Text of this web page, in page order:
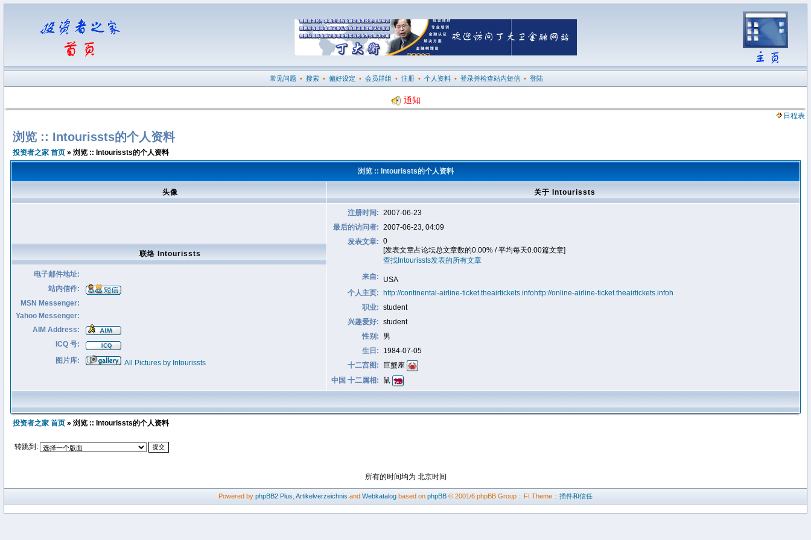
常见问题 • 搜索 • 偏好设定 • 会员群组 • 注册 • 个人资料 • 登录并检查站内短信 • 登陆
通知
日程表
浏览 :: Intourissts的个人资料
投资者之家 首页 » 浏览 :: Intourissts的个人资料
浏览 :: Intourissts的个人资料
头像 关于 Intourissts
注册时间: 2007-06-23
最后的访问者: 2007-06-23, 04:09
发表文章: 0
[发表文章占论坛总文章数的0.00% / 平均每天0.00篇文章]
查找Intourissts发表的所有文章
来自:
USA
个人主页:
http://continental-airline-ticket.theairtickets.infohttp://online-airline-ticket.theairtickets.infoh
职业: student
兴趣爱好: student
性别:
男
生日:
1984-07-05
十二宫图:
巨蟹座
中国 十二属相:
鼠
联络 Intourissts
电子邮件地址:
站内信件:
MSN Messenger:
Yahoo Messenger:
AIM Address:
ICQ 号:
图片库:
All Pictures by Intourissts
投资者之家 首页 » 浏览 :: Intourissts的个人资料
转跳到:
所有的时间均为 北京时间
Powered by phpBB2 Plus Artikelverzeichnis and Webkatalog based on phpBB © 2001/6 phpBB Group :: FI Theme :: 插件和信任